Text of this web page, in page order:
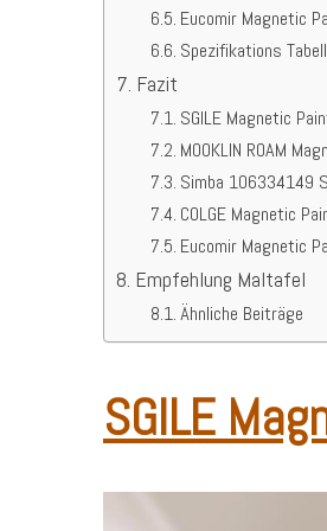
Eucomir Magnetic
Spezifikations
Fazit
SGILE Magnetic
MOOKLIN ROAM
Simba 106334149
COLGE Magnetic
Eucomir Magnetic
Empfehlung Maltafel
Ähnliche Beiträge
SGILE